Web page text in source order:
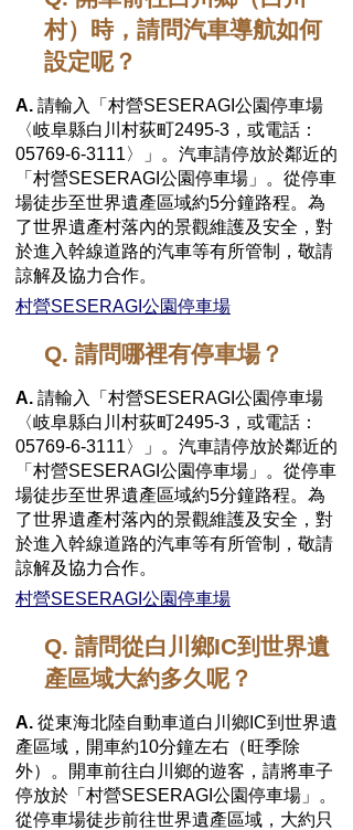
村）時，請問汽車導航如何
設定呢？
A. 請輸入「村營SESERAGI公園停車場
〈岐阜縣白川村荻町2495-3，或電話：
05769-6-3111〉」。汽車請停放於鄰近的
「村營SESERAGI公園停車場」。從停車
場徒步至世界遺產區域約5分鐘路程。為
了世界遺產村落內的景觀維護及安全，對
於進入幹線道路的汽車等有所管制，敬請
諒解及協力合作。
村營SESERAGI公園停車場
Q. 請問哪裡有停車場？
A. 請輸入「村營SESERAGI公園停車場
〈岐阜縣白川村荻町2495-3，或電話：
05769-6-3111〉」。汽車請停放於鄰近的
「村營SESERAGI公園停車場」。從停車
場徒步至世界遺產區域約5分鐘路程。為
了世界遺產村落內的景觀維護及安全，對
於進入幹線道路的汽車等有所管制，敬請
諒解及協力合作。
村營SESERAGI公園停車場
Q. 請問從白川鄉IC到世界遺
產區域大約多久呢？
A. 從東海北陸自動車道白川鄉IC到世界遺
產區域，開車約10分鐘左右（旺季除
外）。開車前往白川鄉的遊客，請將車子
停放於「村營SESERAGI公園停車場」。
從停車場徒步前往世界遺產區域，大約只